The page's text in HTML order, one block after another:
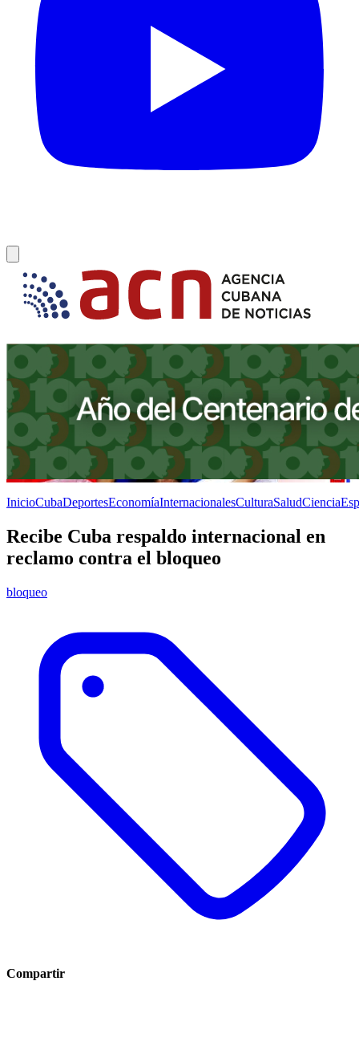
InicioCubaDeportesEconomíaInternacionalesCulturaSaludCiencia
Recibe Cuba respaldo internacional en
reclamo contra el bloqueo
bloqueo
Compartir